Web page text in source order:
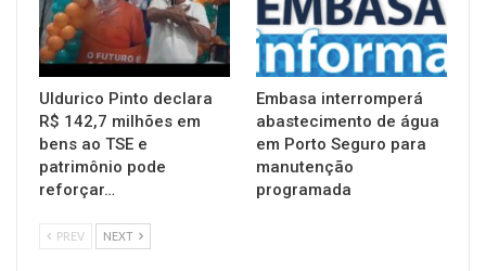
Uldurico Pinto declara
R$ 142,7 milhões em
bens ao TSE e
patrimônio pode
reforçar…
Embasa interromperá
abastecimento de água
em Porto Seguro para
manutenção
programada
PREV NEXT